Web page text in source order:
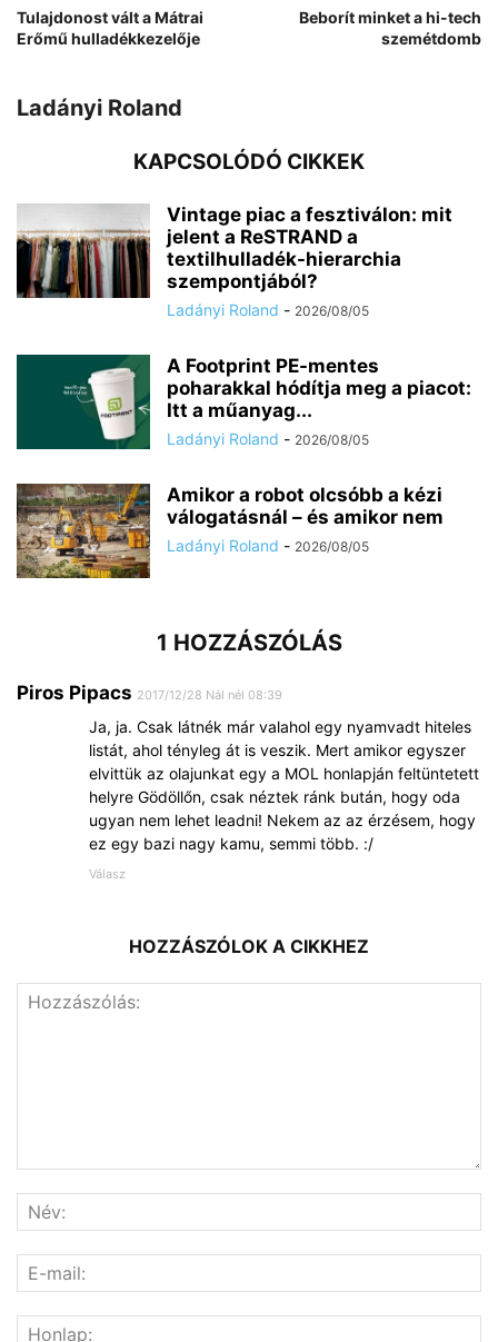
Tulajdonost vált a Mátrai
Erőmű hulladékkezelője
Beborít minket a hi-tech
szemétdomb
Ladányi Roland
KAPCSOLÓDÓ CIKKEK
Vintage piac a fesztiválon: mit
jelent a ReSTRAND a
textilhulladék-hierarchia
szempontjából?
Ladányi Roland - 2026/08/05
A Footprint PE-mentes
poharakkal hódítja meg a piacot:
Itt a műanyag...
Ladányi Roland - 2026/08/05
Amikor a robot olcsóbb a kézi
válogatásnál – és amikor nem
Ladányi Roland - 2026/08/05
1 HOZZÁSZÓLÁS
Piros Pipacs 2017/12/28 Nál nél 08:39
Ja, ja. Csak látnék már valahol egy nyamvadt hiteles
listát, ahol tényleg át is veszik. Mert amikor egyszer
elvittük az olajunkat egy a MOL honlapján feltüntetett
helyre Gödöllőn, csak néztek ránk bután, hogy oda
ugyan nem lehet leadni! Nekem az az érzésem, hogy
ez egy bazi nagy kamu, semmi több. :/
Válasz
HOZZÁSZÓLOK A CIKKHEZ